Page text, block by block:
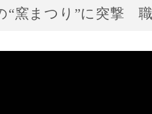
“窯まつり”に突撃